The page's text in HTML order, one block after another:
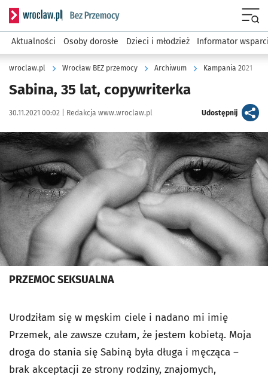
Serwis informacyjny wroclaw.pl podserwis: Bez przemocy
Aktualności Osoby dorosłe Dzieci i młodzież Informator
wroclaw.pl Wrocław BEZ przemocy Archiwum Kampania 2021
Sabina, 35 lat, copywriterka
Data publikacji:
30.11.2021 00:02 | Autor:
Redakcja www.wroclaw.pl Udostępnijartykuł
Kliknij, aby powiększyć
PRZEMOC SEKSUALNA
Urodziłam się w męskim ciele i nadano mi imię
Przemek, ale zawsze czułam, że jestem kobietą. Moja
droga do stania się Sabiną była długa i męcząca –
brak akceptacji ze strony rodziny, znajomych,